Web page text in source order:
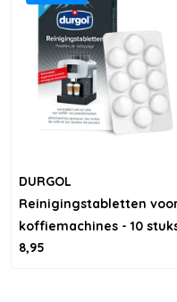
DURGOL
Reinigingstabletten
koffiemachines - 10
8,95